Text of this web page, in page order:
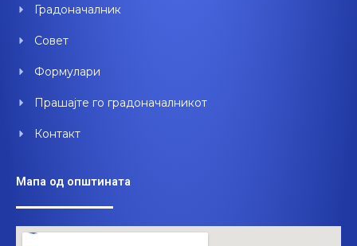
Градоначалник
Совет
Формулари
Прашајте го градоначалникот
Контакт
Мапа од општината